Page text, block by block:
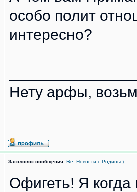
особо полит
интересно?
Нету арфы,
Заголовок сообщения: Re: Новости с Родины )
Офигеть! Я